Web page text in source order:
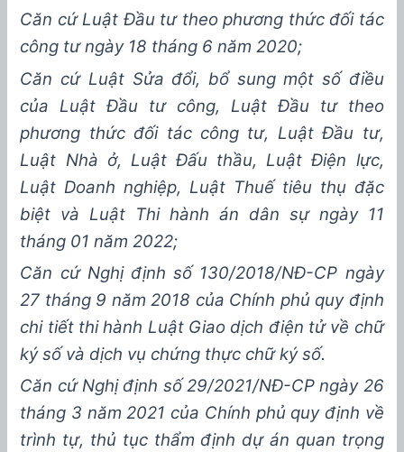
Căn cứ Luật Đầu tư theo phương thức đối tác
công tư ngày 18 tháng 6 năm 2020;
Căn cứ Luật Sửa đổi, bổ sung một số điều
của Luật Đầu tư công, Luật Đầu tư theo
phương thức đối tác công tư, Luật Đầu tư,
Luật Nhà ở, Luật Đấu thầu, Luật Điện lực,
Luật Doanh nghiệp, Luật Thuế tiêu thụ đặc
biệt và Luật Thi hành án dân sựngày 11
tháng 01 năm 2022;
Căn cứ Nghị định số 130/2018/NĐ-CP ngày
27 tháng 9 năm2018 của Chính phủ quy định
chi tiết thi hành Luật Giao dịch điện tử về chữ
ký số và dịch vụ chứng thực chữ ký số.
Căn cứ Nghị định số 29/2021/NĐ-CP ngày 26
tháng 3 năm 2021 của Chính phủ quy định về
trình tự, thủ tục thẩm định dự án quan trọng